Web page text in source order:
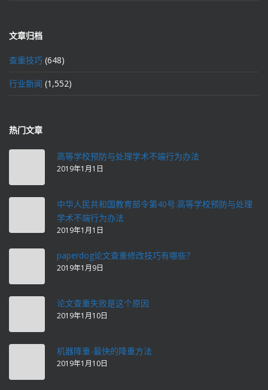
文章归档
查重技巧 (648)
行业新闻 (1,552)
热门文章
高等学校预防与处理学术不端行为办法
2019年1月1日
中华人民共和国教育部令第40号:高等学校预防与处理
学术不端行为办法
2019年1月1日
paperdog论文查重修改技巧有哪些？
2019年1月9日
论文查重失败是这个原因
2019年1月10日
机器降重-最快的降重方法
2019年1月10日